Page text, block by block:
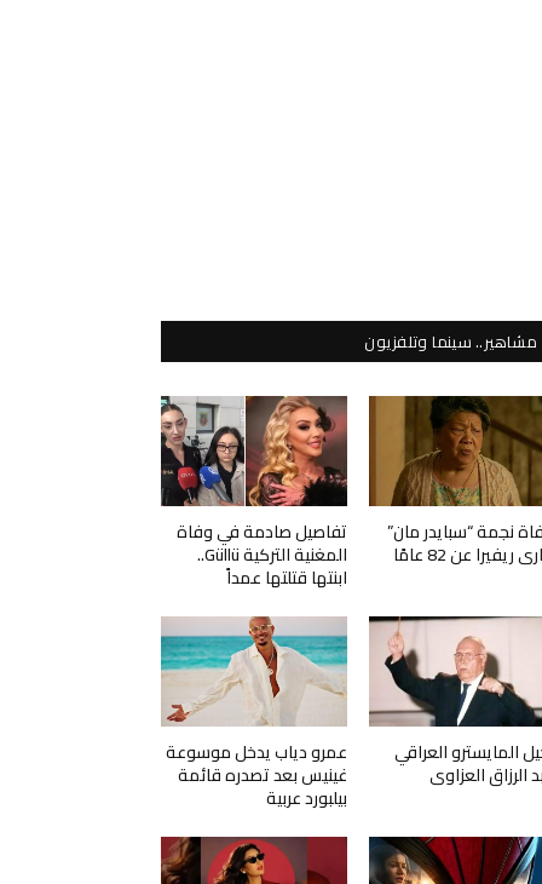
مشاهير.. سينما وتلفزيون
نجمة “سبايدر مان”
ريفيرا عن 82 عامًا
تفاصيل صادمة في وفاة
المغنية التركية Güllü..
ابنتها قتلتها عمداً
المايسترو العراقي
الرزاق العزاوي
عمرو دياب يدخل موسوعة
غينيس بعد تصدره قائمة
بيلبورد عربية